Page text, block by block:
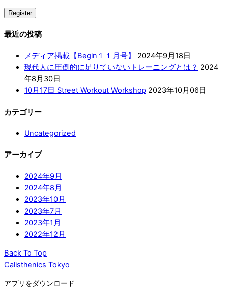
最近の投稿
メディア掲載【Begin１１月号】
2024年9月18日
現代人に圧倒的に足りていないトレーニングとは？ 2024
年8月30日
10月17日 Street Workout Workshop 2023年10月06日
カテゴリー
Uncategorized
アーカイブ
2024年9月
2024年8月
2023年10月
2023年7月
2023年1月
2022年12月
Back To Top
Calisthenics Tokyo
アプリをダウンロード